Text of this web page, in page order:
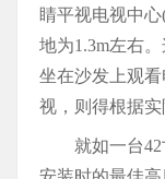
睛平视电视中
地为1.3m左右
坐在沙发上观
视，则得根据实
就如一台